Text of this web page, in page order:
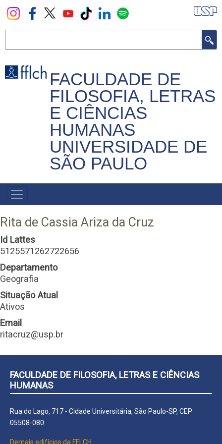
Pular
para
principal
FACULDADE DE
FILOSOFIA, LETRAS
E CIÊNCIAS
HUMANAS
UNIVERSIDADE DE
SÃO PAULO
NAVEGADOR
PRINCIPAL
Rita de Cassia Ariza da Cruz
Id Lattes
5125571262722656
Departamento
Geografia
Situação Atual
Ativos
Email
ritacruz@usp.br
FACULDADE DE FILOSOFIA, LETRAS E CIÊNCIAS
HUMANAS
Rua do Lago, 717 - Cidade Universitária, São Paulo-SP, CEP
05508-080
Demais edifícios da FFLCH